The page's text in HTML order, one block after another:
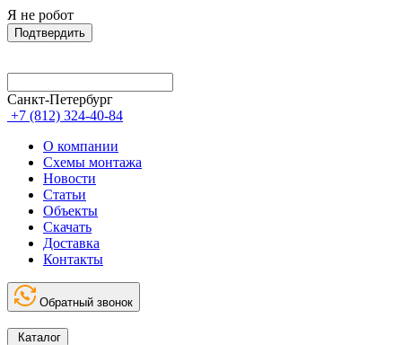
Я не робот
Подтвердить
Санкт-Петербург
+7 (812) 324-40-84
О компании
Схемы монтажа
Новости
Статьи
Объекты
Скачать
Доставка
Контакты
Обратный звонок
Каталог